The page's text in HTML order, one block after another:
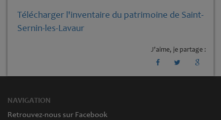
Télécharger l'inventaire du patrimoine de Saint-
Sernin-les-Lavaur
J'aime, je partage :
NAVIGATION
Retrouvez-nous sur Facebook